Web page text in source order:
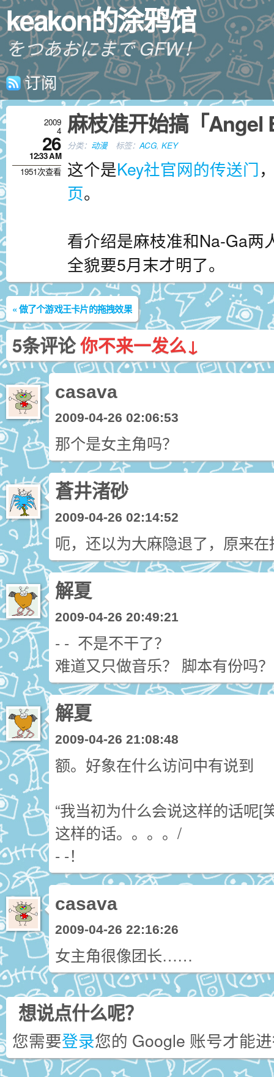
keakon的涂鸦馆
をつあおにまで GFW！
订阅
麻枝准开始搞「Angel
2009
4
26
12:33 AM
1951次查看
分类： 动漫 标签：ACG, KEY
这个是Key社官网的传送门
页。
看介绍是麻枝准和Na-Ga两
全貌要5月末才明了。
«做了个游戏王卡片的拖拽效果
5条评论你不来一发么↓
casava
2009-04-26 02:06:53
那个是女主角吗？
蒼井渚砂
2009-04-26 02:14:52
呃，还以为大麻隐退了，原来在
解夏
2009-04-26 20:49:21
- - 不是不干了？
难道又只做音乐？ 脚本有份吗？
解夏
2009-04-26 21:08:48
额。好象在什么访问中有说到
“我当初为什么会说这样的话呢[
这样的话。。。。/
- -！
casava
2009-04-26 22:16:26
女主角很像团长……
想说点什么呢？
您需要登录您的 Google 账号才能